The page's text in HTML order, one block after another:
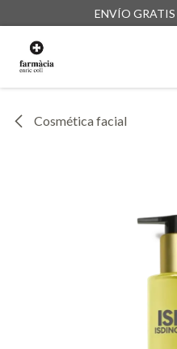
ENVÍO
Cosmética facial